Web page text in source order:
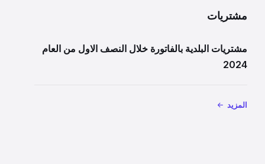
مشتريات
مشتريات البلدية بالفاتورة خلال النصف الاول من العام
2024
المزيد